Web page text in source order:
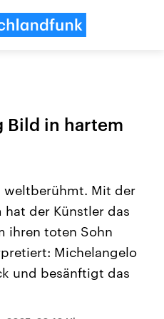
aus
USA
Aktuelle Beiträge,
Hintergründe
Wirtschaftlich und
mit großem Einfluss auf
Bild in hartem
weltberühmt. Mit der
der Künstler das
ihren toten Sohn
Michelangelo
und besänftigt das